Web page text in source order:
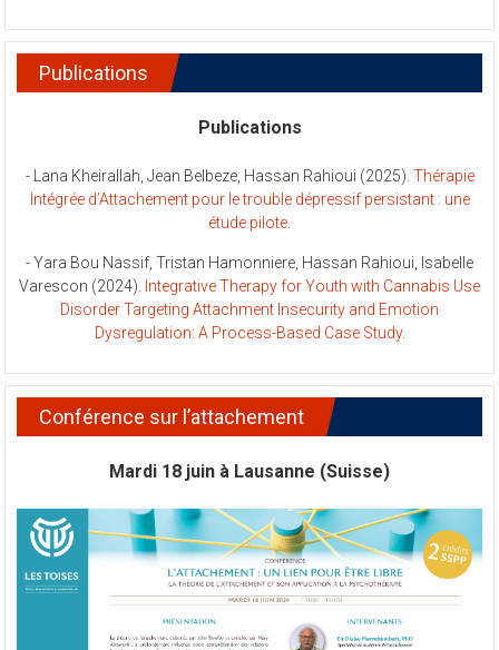
Publications
Publications
- Lana Kheirallah, Jean Belbeze, Hassan Rahioui (2025). Thérapie
Intégrée d’Attachement pour le trouble dépressif persistant : une
étude pilote.
- Yara Bou Nassif, Tristan Hamonniere, Hassan Rahioui, Isabelle
Varescon (2024). Integrative Therapy for Youth with Cannabis Use
Disorder Targeting Attachment Insecurity and Emotion
Dysregulation: A Process-Based Case Study.
Conférence sur l’attachement
Mardi 18 juin à Lausanne (Suisse)